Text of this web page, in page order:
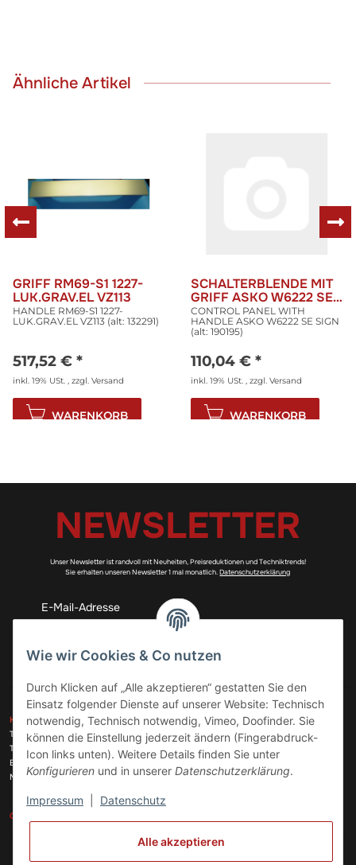
Ähnliche Artikel
GRIFF RM69-S1 1227-
LUK.GRAV.EL VZ113
HANDLE RM69-S1 1227-
LUK.GRAV.EL VZ113 (alt: 132291)
517,52 € *
inkl. 19% USt. , zzgl. Versand
WARENKORB
SCHALTERBLENDE MIT
GRIFF ASKO W6222 SE
SIGN
CONTROL PANEL WITH
HANDLE ASKO W6222 SE SIGN
(alt: 190195)
110,04 € *
inkl. 19% USt. , zzgl. Versand
WARENKORB
NEWSLETTER
Unser Newsletter ist randvoll mit Neuheiten, Preisreduktionen und Techniktrends!
Sie erhalten unseren Newsletter 1 mal monatlich.Datenschutzerklärung
Abonnieren
KONTAKT
Telefon:+49 (0)6074 816 08 0
Telefax:
+49 (0)6074 215 08 60
E-Mail:
info@meinhausgeraetedoc.de
Max Planck Str. 6 c, 63322 Rödermark
GESETZLICHE INFORMATIONEN
ZAHLUNGSARTEN
VERSANDARTEN
Wie wir Cookies & Co nutzen
Durch Klicken auf „Alle akzeptieren“ gestatten Sie den
Einsatz folgender Dienste auf unserer Website: Technisch
notwendig, Technisch notwendig, Vimeo, Doofinder. Sie
können die Einstellung jederzeit ändern (Fingerabdruck-
Icon links unten). Weitere Details finden Sie unter
Konfigurieren und in unserer Datenschutzerklärung.
Impressum Datenschutz
Alle akzeptieren